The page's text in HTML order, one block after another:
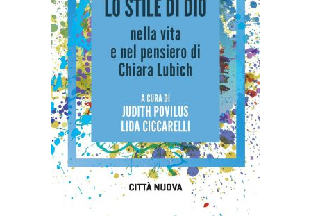
AGGIUNGI AL CARRELLO